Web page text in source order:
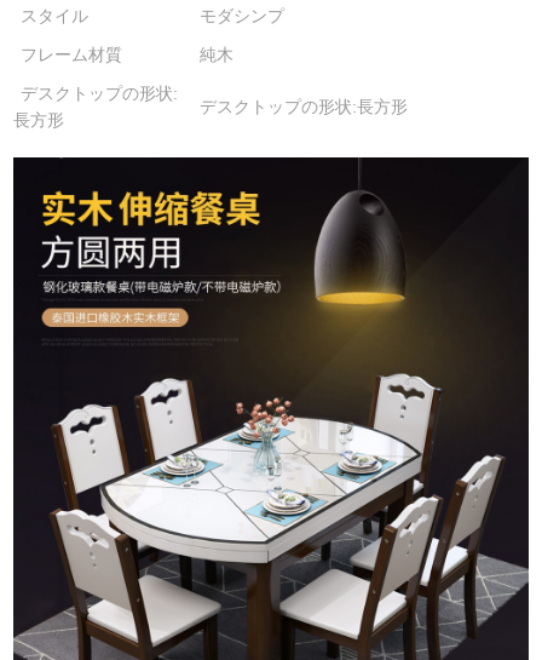
スタイル
モダシンプ
フレーム材質
純木
デスクトップの形状:
長方形
デスクトップの形状:長方形